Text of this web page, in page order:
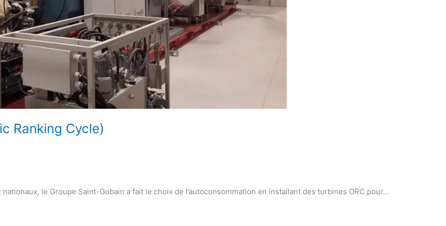
Ranking Cycle)
le Groupe Saint-Gobain a fait le choix de l’autoconsommation en installant des turbines ORC pour…